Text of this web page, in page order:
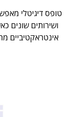
טופס דיגיטלי
ושירותים שונים
אינטראקטיביים